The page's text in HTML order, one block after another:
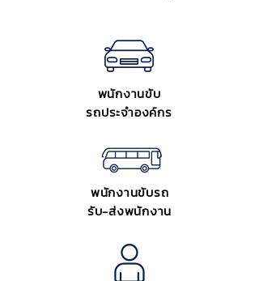
พนักงานขับ
รถประจำองค์กร
พนักงานขับรถ
รับ-ส่งพนักงาน